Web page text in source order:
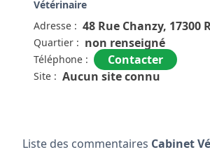
Bon rapport qualité/ prix.
Très bonne clinique vétérinaire, ils
rapidement pour mon chiot. Très
l'écoute.
Vétérinaire
Adresse : 48 Rue Chanzy, 17300
Quartier : non renseigné
Téléphone : Contacter
Site : Aucun site connu
Liste des commentaires Cabinet